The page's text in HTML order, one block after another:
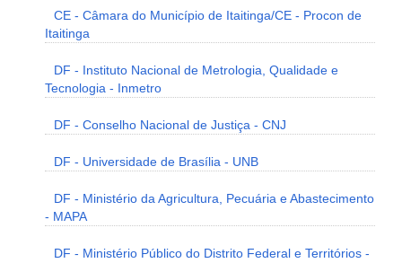
CE - Câmara do Município de Itaitinga/CE - Procon de
Itaitinga
DF - Instituto Nacional de Metrologia, Qualidade e
Tecnologia - Inmetro
DF - Conselho Nacional de Justiça - CNJ
DF - Universidade de Brasília - UNB
DF - Ministério da Agricultura, Pecuária e Abastecimento
- MAPA
DF - Ministério Público do Distrito Federal e Territórios -